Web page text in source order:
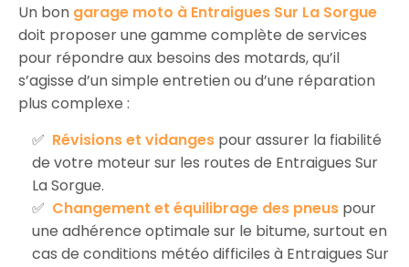
Un bon garage moto à Entraigues Sur La Sorgue
doit proposer une gamme complète de services
pour répondre aux besoins des motards, qu’il
s’agisse d’un simple entretien ou d’une réparation
plus complexe :
Révisions et vidanges pour assurer la fiabilité
de votre moteur sur les routes de Entraigues Sur
La Sorgue.
Changement et équilibrage des pneus pour
une adhérence optimale sur le bitume, surtout en
cas de conditions météo difficiles à Entraigues Sur